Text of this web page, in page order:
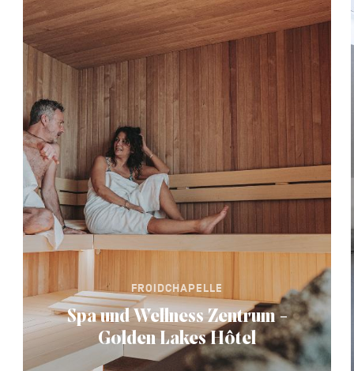
FROIDCHAPELLE
Spa und Wellness Zentrum -
Golden Lakes Hôtel